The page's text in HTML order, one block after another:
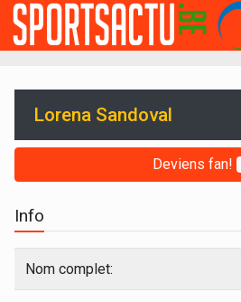
Lorena Sandoval
Deviens fan!
Info
Nom complet: